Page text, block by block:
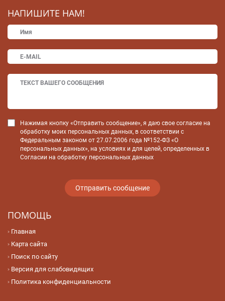
НАПИШИТЕ НАМ!
Нажимая кнопку «Отправить сообщение», я даю свое согласие на
обработку моих персональных данных, в соответствии с
Федеральным законом от 27.07.2006 года №152-ФЗ «О
персональных данных», на условиях и для целей, определенных в
Согласии на обработку персональных данных
ПОМОЩЬ
Главная
Карта сайта
Поиск по сайту
Версия для слабовидящих
Политика конфиденциальности